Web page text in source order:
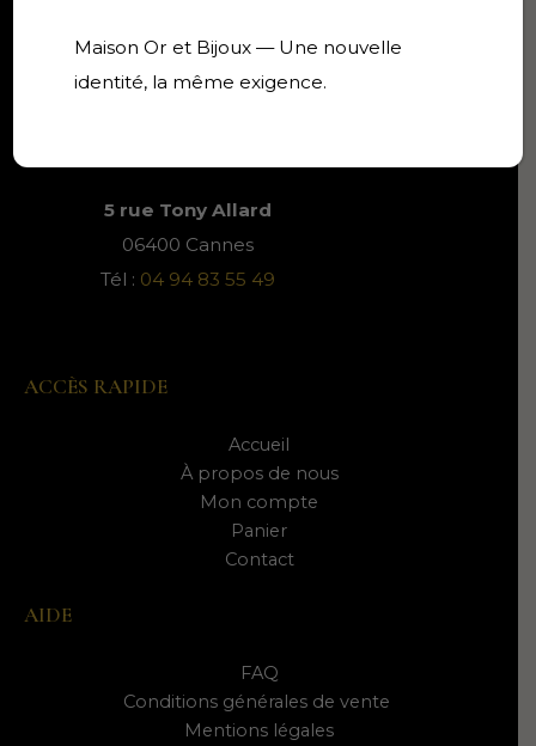
numismatique et collections
depuis 1995 à Cannes.
5 rue Tony Allard
06400 Cannes
Tél : 04 94 83 55 49
ACCÈS RAPIDE
Accueil
À propos de nous
Mon compte
Panier
Contact
AIDE
FAQ
Conditions générales de vente
Mentions légales
Maison Or et Bijoux — Une nouvelle
identité, la même exigence.